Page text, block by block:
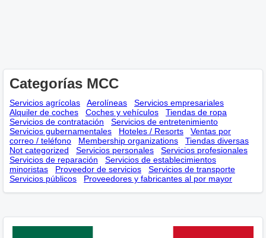
Categorías MCC
Servicios agrícolas Aerolíneas
Servicios empresariales
Alquiler de coches
Coches y vehículos
Tiendas de ropa
Servicios de contratación
Servicios de entretenimiento
Servicios gubernamentales
Hoteles / Resorts
Ventas por
correo / teléfono
Membership оrganizations
Tiendas diversas
Not categorized
Servicios personales
Servicios profesionales
Servicios de reparación
Servicios de establecimientos
minoristas
Proveedor de servicios
Servicios de transporte
Servicios públicos
Proveedores y fabricantes al por mayor